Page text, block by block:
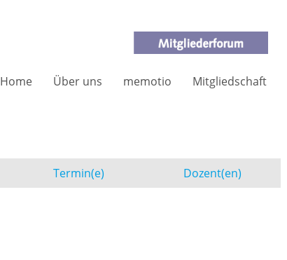
Home Über uns memotio Mitgliedschaft
Termin(e) Dozent(en)